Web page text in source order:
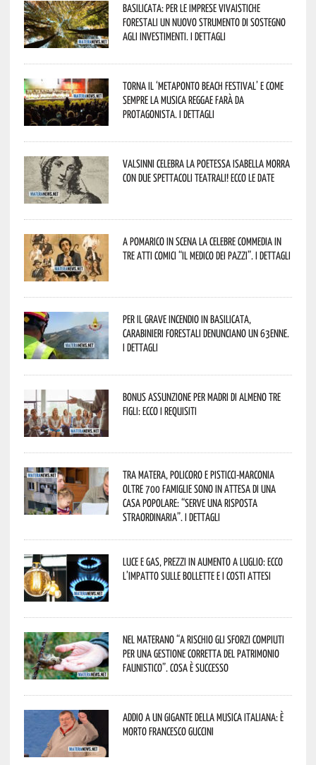
Basilicata: per le imprese vivaistiche
forestali un nuovo strumento di sostegno
agli investimenti. I dettagli
Torna il ‘Metaponto beach festival’ e come
sempre la musica reggae farà da
protagonista. I dettagli
Valsinni celebra la poetessa Isabella Morra
con due spettacoli teatrali! Ecco le date
A Pomarico in scena la celebre commedia in
tre atti comici “Il medico dei pazzi”. I dettagli
Per il grave incendio in Basilicata,
Carabinieri forestali denunciano un 63enne.
I dettagli
Bonus assunzione per madri di almeno tre
figli: ecco i requisiti
Tra Matera, Policoro e Pisticci-Marconia
oltre 700 famiglie sono in attesa di una
casa popolare: “serve una risposta
straordinaria”. I dettagli
Luce e gas, prezzi in aumento a luglio: ecco
l’impatto sulle bollette e i costi attesi
Nel materano “a rischio gli sforzi compiuti
per una gestione corretta del patrimonio
faunistico”. Cosa è successo
Addio a un gigante della musica italiana: è
morto Francesco Guccini